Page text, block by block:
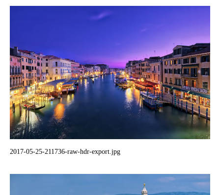
2017-05-25-211736-raw-hdr-export.jpg